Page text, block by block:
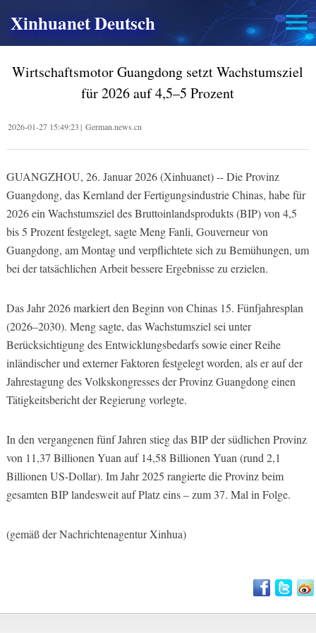
Xinhuanet Deutsch
Wirtschaftsmotor Guangdong setzt Wachstumsziel
für 2026 auf 4,5–5 Prozent
2026-01-27 15:49:23| German.news.cn
GUANGZHOU, 26. Januar 2026 (Xinhuanet) -- Die Provinz
Guangdong, das Kernland der Fertigungsindustrie Chinas, habe für
2026 ein Wachstumsziel des Bruttoinlandsprodukts (BIP) von 4,5
bis 5 Prozent festgelegt, sagte Meng Fanli, Gouverneur von
Guangdong, am Montag und verpflichtete sich zu Bemühungen, um
bei der tatsächlichen Arbeit bessere Ergebnisse zu erzielen.
Das Jahr 2026 markiert den Beginn von Chinas 15. Fünfjahresplan
(2026–2030). Meng sagte, das Wachstumsziel sei unter
Berücksichtigung des Entwicklungsbedarfs sowie einer Reihe
inländischer und externer Faktoren festgelegt worden, als er auf der
Jahrestagung des Volkskongresses der Provinz Guangdong einen
Tätigkeitsbericht der Regierung vorlegte.
In den vergangenen fünf Jahren stieg das BIP der südlichen Provinz
von 11,37 Billionen Yuan auf 14,58 Billionen Yuan (rund 2,1
Billionen US-Dollar). Im Jahr 2025 rangierte die Provinz beim
gesamten BIP landesweit auf Platz eins – zum 37. Mal in Folge.
(gemäß der Nachrichtenagentur Xinhua)